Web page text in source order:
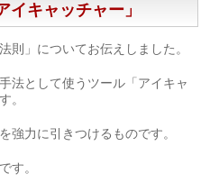
イキャッチャー」
則」についてお伝えしました。
法として使うツール「アイキャ
。
強力に引きつけるものです。
す。